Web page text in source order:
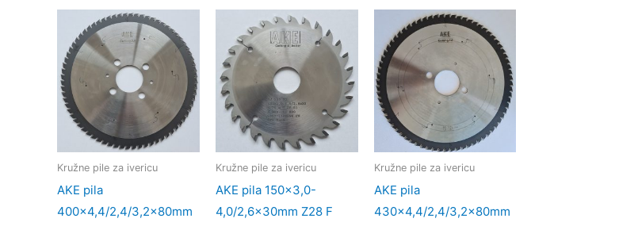
Kružne pile za ivericu
AKE pila
400×4,4/2,4/3,2x80mm
Kružne pile za ivericu
AKE pila 150×3,0-
4,0/2,6x30mm Z28 F
Kružne pile za ivericu
AKE pila
430×4,4/2,4/3,2x80mm